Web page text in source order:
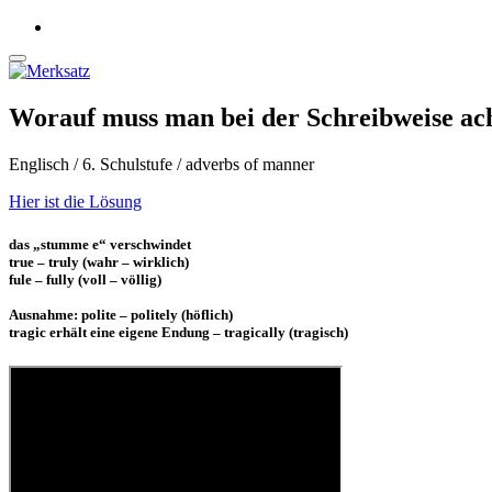
Worauf muss man bei der Schreibweise
Englisch / 6. Schulstufe / adverbs of manner
Hier ist die Lösung
das „stumme e“ verschwindet
true – truly (wahr – wirklich)
fule – fully (voll – völlig)
Ausnahme: polite – politely (höflich)
tragic erhält eine eigene Endung – tragically (tragisch)